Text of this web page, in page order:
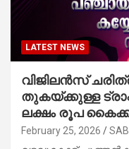
LATEST NEWS
വിജിലന്‍സ്
തുകയ്ക്കുള്ള
ലക്ഷം രൂപ
February 25, 2026